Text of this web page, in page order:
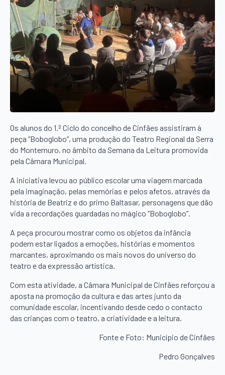
Os alunos do 1.º Ciclo do concelho de Cinfães assistiram à
peça “Boboglobo”, uma produção do Teatro Regional da Serra
do Montemuro, no âmbito da Semana da Leitura promovida
pela Câmara Municipal.
A iniciativa levou ao público escolar uma viagem marcada
pela imaginação, pelas memórias e pelos afetos, através da
história de Beatriz e do primo Baltasar, personagens que dão
vida a recordações guardadas no mágico “Boboglobo”.
A peça procurou mostrar como os objetos da infância
podem estar ligados a emoções, histórias e momentos
marcantes, aproximando os mais novos do universo do
teatro e da expressão artística.
Com esta atividade, a Câmara Municipal de Cinfães reforçou a
aposta na promoção da cultura e das artes junto da
comunidade escolar, incentivando desde cedo o contacto
das crianças com o teatro, a criatividade e a leitura.
Fonte e Foto: Município de Cinfães
Pedro Gonçalves